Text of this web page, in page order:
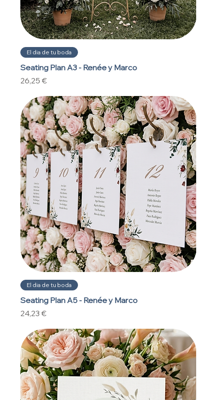
El dia de tu boda
Seating Plan A3 - Renée y Marco
Precio
26,25 €
El dia de tu boda
Seating Plan A5 - Renée y Marco
Precio
24,23 €